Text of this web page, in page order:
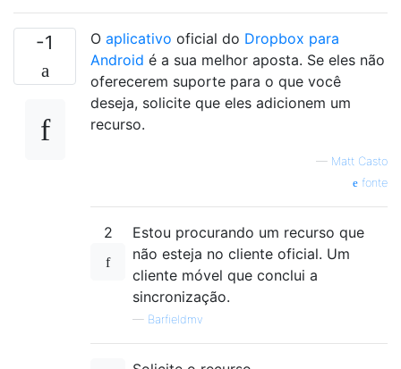
-1 O aplicativo oficial do Dropbox para
Android é a sua melhor aposta. Se eles não
oferecerem suporte para o que você
deseja, solicite que eles adicionem um
recurso.
— Matt Casto
fonte
2
Estou procurando um recurso que
não esteja no cliente oficial. Um
cliente móvel que conclui a
sincronização.
— Barfieldmv